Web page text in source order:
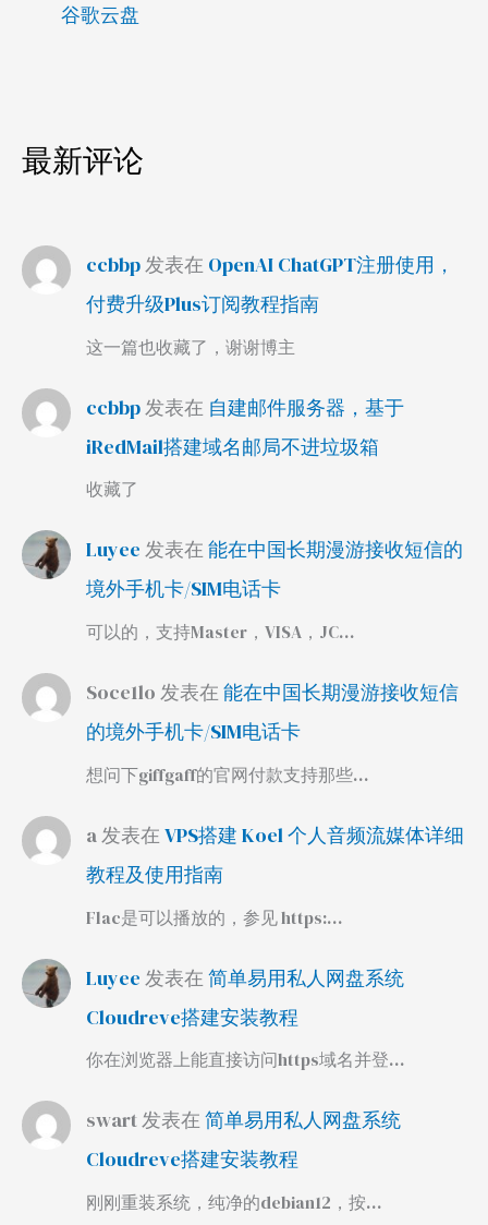
谷歌云盘
最新评论
ccbbp发表在 OpenAI ChatGPT注册使用，
付费升级Plus订阅教程指南
这一篇也收藏了，谢谢博主
ccbbp发表在 自建邮件服务器，基于
iRedMail搭建域名邮局不进垃圾箱
收藏了
Luyee 发表在能在中国长期漫游接收短信的
境外手机卡/SIM电话卡
可以的，支持Master，VISA，JC…
Soce1lo 发表在能在中国长期漫游接收短信
的境外手机卡/SIM电话卡
想问下giffgaff的官网付款支持那些…
a发表在 VPS搭建 Koel 个人音频流媒体详细
教程及使用指南
Flac是可以播放的，参见 https:…
Luyee 发表在 简单易用私人网盘系统
Cloudreve搭建安装教程
你在浏览器上能直接访问https域名并登…
swart发表在简单易用私人网盘系统
Cloudreve搭建安装教程
刚刚重装系统，纯净的debian12，按…